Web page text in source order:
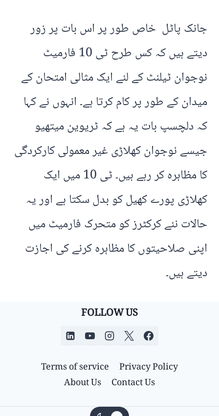
جانک پاٹل خاص طور پر اس بات پر زور
دیتے ہیں کہ کس طرح ٹی 10 فارمیٹ
نوجوان ٹیلنٹ کے لئے ایک مثالی امتحان کے
میدان کے طور پر کام کرتا ہے۔ انہوں نے کہا
کہ دلچسپ بات یہ ہے کہ ٹریوین میتھیو
جیسے نوجوان کھلاڑی غیر معمولی کارکردگی
کا مظاہرہ کر رہے ہیں۔ ٹی 10 میں ایک
کھلاڑی پورے کھیل کو بدل سکتا ہے اور یہ
حالات نئے کرکٹرز کو متحرک فارمیٹ میں
اپنی صلاحیتوں کا مظاہرہ کرنے کی اجازت
دیتے ہیں۔
FOLLOW US
Privacy Policy
Terms of service
Contact Us
About Us